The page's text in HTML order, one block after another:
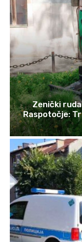
Zenički
Raspotočje: